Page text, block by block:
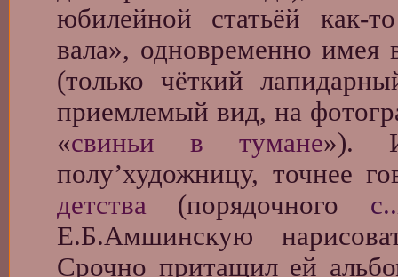
юбилейной статьёй как-
вала», одновременно имея
(только чёткий
приемлемый вид, на
«свиньи в тумане»).
полу’художницу, точнее
детства (порядочного
Е.Б.Амшинскую
Срочно притащил ей